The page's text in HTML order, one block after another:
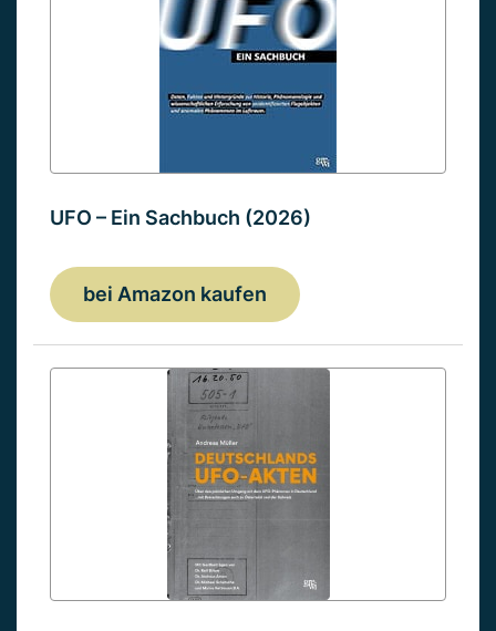
UFO – Ein Sachbuch (2026)
bei Amazon kaufen